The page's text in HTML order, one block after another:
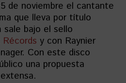
de noviembre el cantante
que lleva por título
sale bajo el sello
y con Raynier
Con este disco
una propuesta